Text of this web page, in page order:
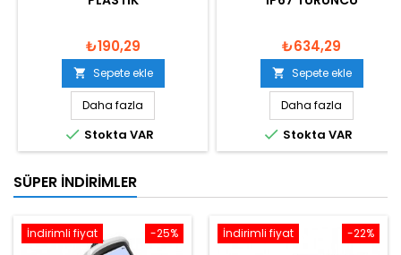
₺190,29
 Sepete ekle
Daha fazla
 Stokta VAR
₺634,29
 Sepete ekle
Daha fazla
 Stokta VAR
SÜPER İNDIRIMLER
-25%
İndirimli fiyat -22%
İndirimli fiyat